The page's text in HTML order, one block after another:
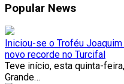
Popular News
Iniciou-se o Troféu
novo recorde no Turcifal
Teve início, esta quinta-
Grande…